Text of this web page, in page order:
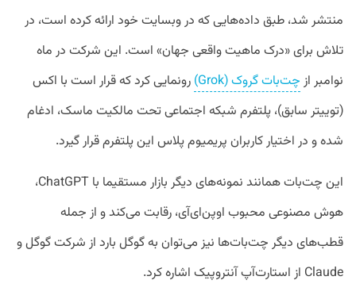
منتشر شد، طبق داد‌ه‌هایی که در وبسایت خود ارائه کرده است، در
تلاش برای «درک ماهیت واقعی جهان» است. این شرکت در ماه
نوامبر از چت‌بات گروک (Grok)
رونمایی کرد که قرار است با اکس
(توییتر سابق)، پلتفرم شبکه اجتماعی تحت مالکیت ماسک، ادغام
شده و در اختیار کاربران پریمیوم پلاس این پلتفرم قرار گیرد.
این چت‌بات همانند نمونه‌های دیگر بازار مستقیما با ChatGPT،
هوش مصنوعی محبوب اوپن‌ای‌آی، رقابت می‌کند و از جمله
قطب‌های دیگر چت‌بات‌ها نیز می‌توان به گوگل بارد از شرکت گوگل و
Claude از استارت‌آپ آنتروپیک اشاره کرد.